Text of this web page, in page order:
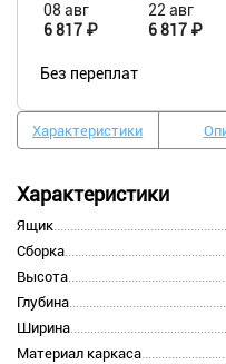
08 авг
6 817 ₽
22 авг
6 817 ₽
Без переплат
Характеристики
Характеристики
Ящик
Сборка
Высота
Глубина
Ширина
Материал каркаса